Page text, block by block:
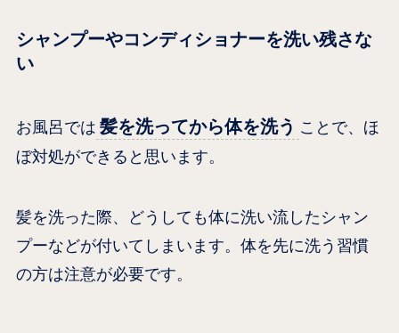
シャンプーやコンディショナーを洗い残さな
い
お風呂では 髪を洗ってから体を洗う ことで、ほ
ぼ対処ができると思います。
髪を洗った際、どうしても体に洗い流したシャン
プーなどが付いてしまいます。体を先に洗う習慣
の方は注意が必要です。